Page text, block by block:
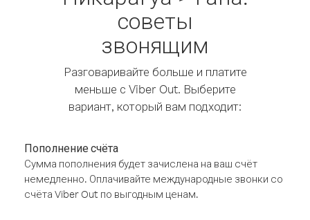
советы
звонящим
Разговаривайте больше и платите
меньше с Viber Out. Выберите
вариант, который вам подходит:
Пополнение счёта
Сумма пополнения будет зачислена на ваш счёт
немедленно. Оплачивайте международные звонки со
счёта Viber Out по выгодным ценам.